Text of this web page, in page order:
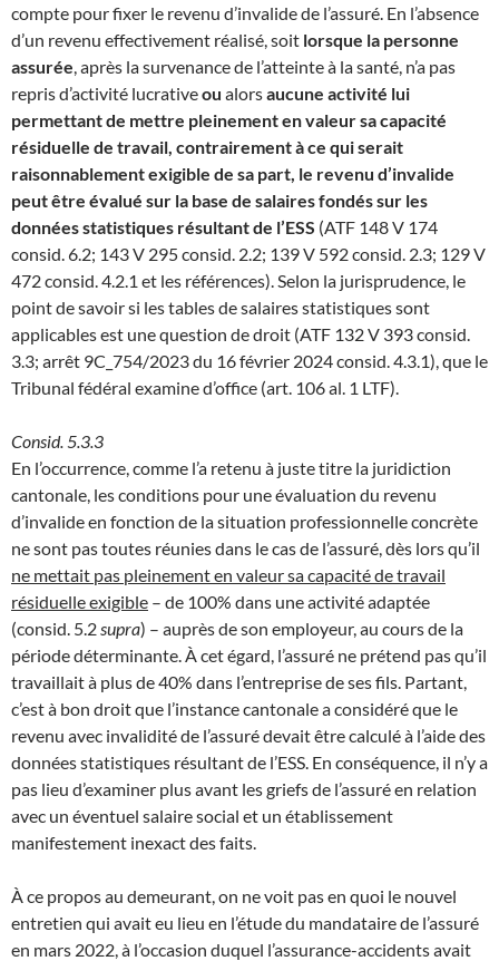
compte pour fixer le revenu d’invalide de l’assuré. En l’absence
d’un revenu effectivement réalisé, soit lorsque la personne
assurée , après la survenance de l’atteinte à la santé, n’a pas
repris d’activité lucrativeou alorsaucune activité lui
permettant de mettre pleinement en valeur sa capacité
résiduelle de travail, contrairement à ce qui serait
raisonnablement exigible de sa part, le revenu d’invalide
peut être évalué sur la base de salaires fondés sur les
données statistiques résultant de l’ESS (ATF 148 V 174
consid. 6.2; 143 V 295 consid. 2.2; 139 V 592 consid. 2.3; 129 V
472 consid. 4.2.1 et les références). Selon la jurisprudence, le
point de savoir si les tables de salaires statistiques sont
applicables est une question de droit (ATF 132 V 393 consid.
3.3; arrêt 9C_754/2023 du 16 février 2024 consid. 4.3.1), que le
Tribunal fédéral examine d’office (art. 106 al. 1 LTF).
Consid. 5.3.3
En l’occurrence, comme l’a retenu à juste titre la juridiction
cantonale, les conditions pour une évaluation du revenu
d’invalide en fonction de la situation professionnelle concrète
ne sont pas toutes réunies dans le cas de l’assuré, dès lors qu’il
ne mettait pas pleinement en valeur sa capacité de travail
résiduelle exigible – de 100% dans une activité adaptée
(consid. 5.2 supra) – auprès de son employeur, au cours de la
période déterminante. À cet égard, l’assuré ne prétend pas qu’il
travaillait à plus de 40% dans l’entreprise de ses fils. Partant,
c’est à bon droit que l’instance cantonale a considéré que le
revenu avec invalidité de l’assuré devait être calculé à l’aide des
données statistiques résultant de l’ESS. En conséquence, il n’y a
pas lieu d’examiner plus avant les griefs de l’assuré en relation
avec un éventuel salaire social et un établissement
manifestement inexact des faits.
À ce propos au demeurant, on ne voit pas en quoi le nouvel
entretien qui avait eu lieu en l’étude du mandataire de l’assuré
en mars 2022, à l’occasion duquel l’assurance-accidents avait